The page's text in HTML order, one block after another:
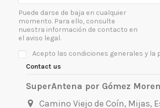
Puede darse de baja en cualquier
momento. Para ello, consulte
nuestra información de contacto en
el aviso legal.
Acepto las condiciones generales y la
Contact us
SuperAntena por Gómez
Camino Viejo de Coín, Mijas,